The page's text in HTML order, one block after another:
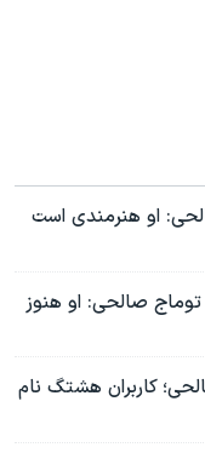
او هنرمندی است
صالحی: او هنوز
کاربران هشتگ نام